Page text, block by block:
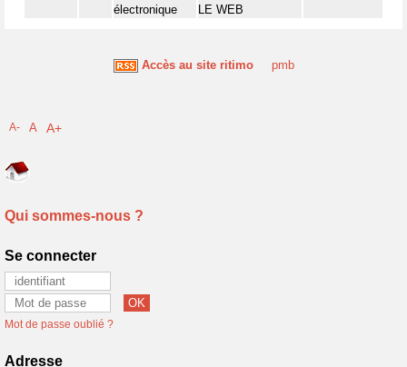
électronique
LE WEB
Accès au site ritimo pmb
A- A A+
Qui sommes-nous ?
Se connecter
Mot de passe oublié ?
Adresse